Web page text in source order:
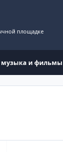
площадке
музыка и фильмы